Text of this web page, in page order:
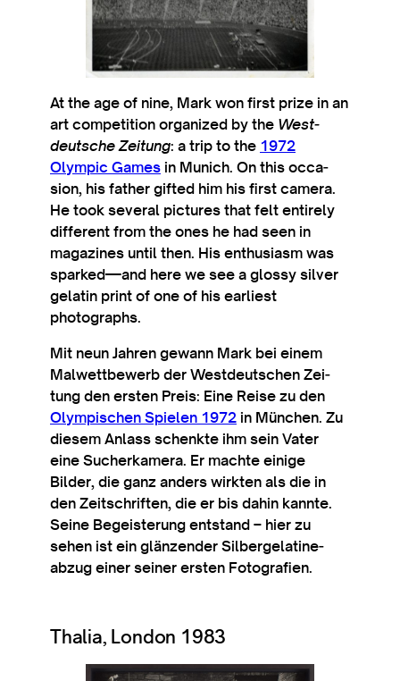
At the age of nine, Mark won first prize in an
art com­pet­i­tion organ­ized by the West­
deutsche Zei­tung: a trip to the 1972
Olympic Gamesin Munich. On this occa­
sion, his fath­er gif­ted him his first cam­era.
He took sev­er­al pic­tures that felt entirely
dif­fer­ent from the ones he had seen in
magazines until then. His enthu­si­asm was
sparked—and here we see a glossy sil­ver
gelat­in print of one of his earli­est
photographs.
Mit neun Jahren gewann Mark bei einem
Mal­wettbe­w­erb der West­deutschen Zei­
tung den ersten Pre­is: Eine Reise zu den
Olympis­chen Spielen 1972in München. Zu
diesem Anlass schen­kte ihm sein Vater
eine Such­erkam­era. Er machte ein­ige
Bilder, die ganz anders wirk­ten als die in
den Zeits­chriften, die er bis dah­in kan­nte.
Seine Begeister­ung entstand – hier zu
sehen ist ein glän­zender Sil­bergelatine­
abzug ein­er sein­er ersten Fotografien.
Thalia, London 1983